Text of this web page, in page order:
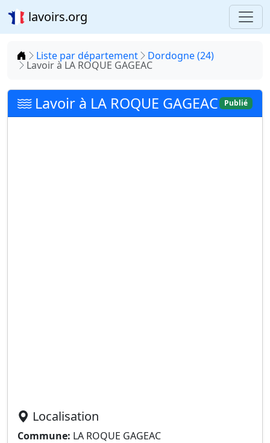
lavoirs.org
Accueil
Liste par département Dordogne (24)
Lavoir à LA ROQUE GAGEAC
Lavoir à LA ROQUE GAGEAC Publié
Localisation
Commune: LA ROQUE GAGEAC